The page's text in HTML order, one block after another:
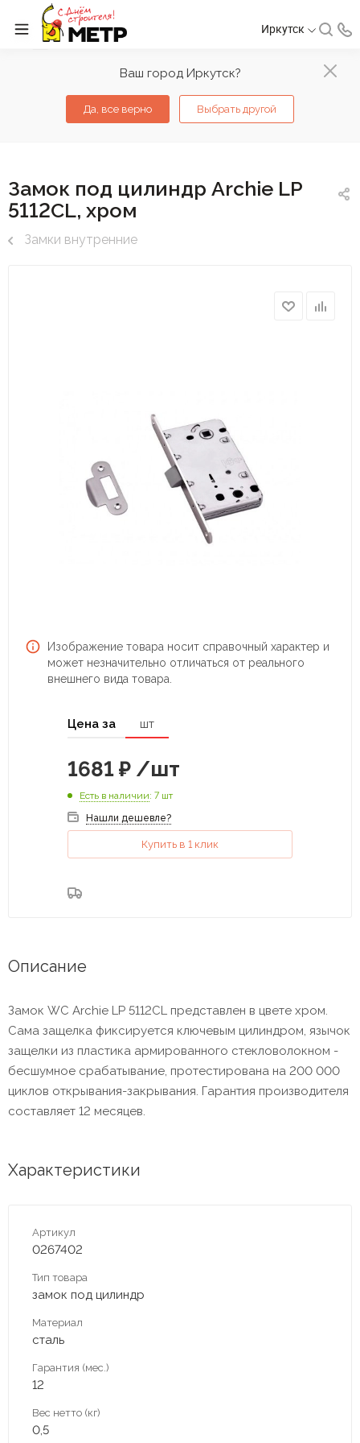
Ваш город Иркутск?
Да, все верно Выбрать другой
Иркутск
Замок под цилиндр Archie LP
5112CL, хром
Замки внутренние
Изображение товара носит справочный характер и
может незначительно отличаться от реального
внешнего вида товара.
Цена за шт
1681 ₽ /шт
Есть в наличии: 7 шт
Нашли дешевле?
Купить в 1 клик
Описание
Замок WC Archie LP 5112CL представлен в цвете хром.
Сама защелка фиксируется ключевым цилиндром, язычок
защелки из пластика армированного стекловолокном -
бесшумное срабатывание, протестирована на 200 000
циклов открывания-закрывания. Гарантия производителя
составляет 12 месяцев.
Характеристики
Артикул
0267402
Тип товара
замок под цилиндр
Материал
сталь
Гарантия (мес.)
12
Вес нетто (кг)
0,5